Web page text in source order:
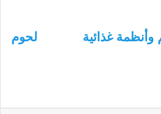
وأنظمة غذائية
لحوم